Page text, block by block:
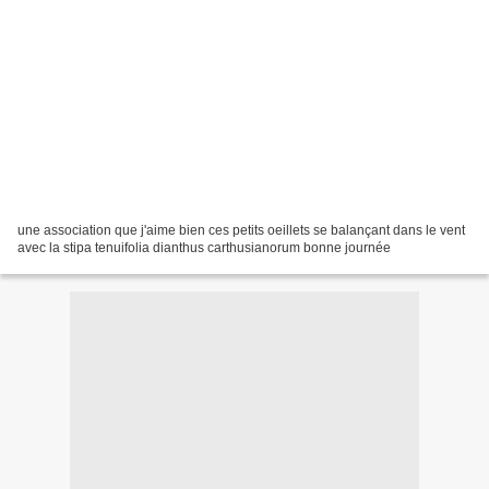
une association que j'aime bien ces petits oeillets se balançant dans le vent
avec la stipa tenuifolia dianthus carthusianorum bonne journée